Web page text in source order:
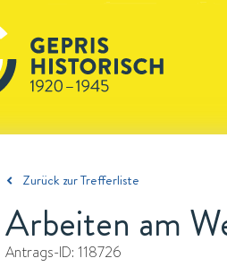
Zurück zur Trefferliste
Arbeiten am
Antrags-ID: 118726